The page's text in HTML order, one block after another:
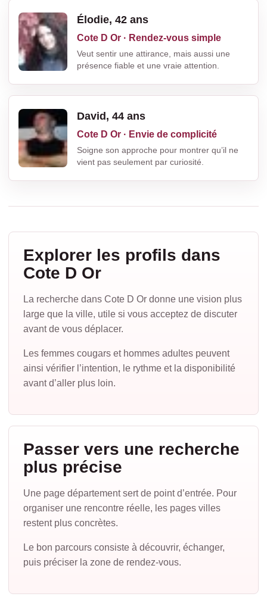
Élodie, 42 ans
Cote D Or · Rendez-vous simple
Veut sentir une attirance, mais aussi une
présence fiable et une vraie attention.
David, 44 ans
Cote D Or · Envie de complicité
Soigne son approche pour montrer qu’il ne
vient pas seulement par curiosité.
Explorer les profils dans
Cote D Or
La recherche dans Cote D Or donne une vision plus
large que la ville, utile si vous acceptez de discuter
avant de vous déplacer.
Les femmes cougars et hommes adultes peuvent
ainsi vérifier l’intention, le rythme et la disponibilité
avant d’aller plus loin.
Passer vers une recherche
plus précise
Une page département sert de point d’entrée. Pour
organiser une rencontre réelle, les pages villes
restent plus concrètes.
Le bon parcours consiste à découvrir, échanger,
puis préciser la zone de rendez-vous.